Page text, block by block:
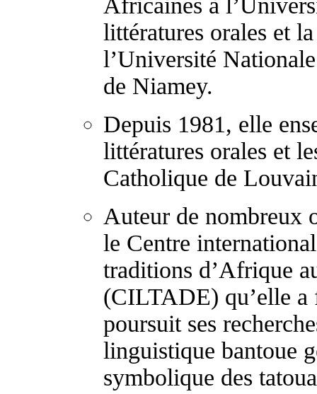
Africaines à
littératures orales et
l’Université
de Niamey.
Depuis 1981, elle
littératures orales et
Catholique de
Auteur de nombreux
le Centre
traditions d’Afrique
(CILTADE) qu’elle a
poursuit ses
linguistique bantoue
symbolique des